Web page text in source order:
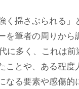
く揺さぶられる」
を筆者の周りから
に多く、これは
ことや、ある程度
なる要素や感傷的